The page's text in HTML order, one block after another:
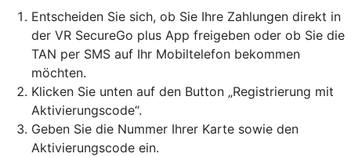
Entscheiden Sie sich, ob Sie Ihre Zahlungen direkt in
der VR SecureGo plus App freigeben oder ob Sie die
TAN per SMS auf Ihr Mobiltelefon bekommen
möchten.
Klicken Sie unten auf den Button „Registrierung mit
Aktivierungscode“.
Geben Sie die Nummer Ihrer Karte sowie den
Aktivierungscode ein.